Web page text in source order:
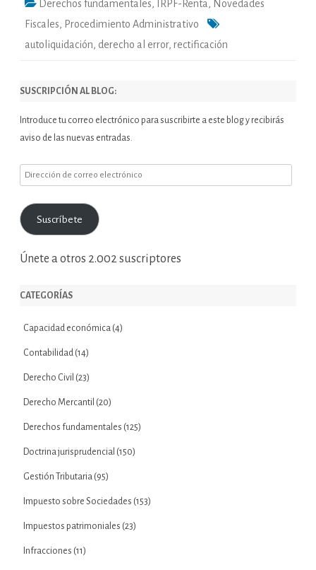
Derechos fundamentales, IRPF-Renta , Novedades
Fiscales, Procedimiento Administrativo
autoliquidación, derecho al error, rectificación
SUSCRIPCIÓN AL BLOG:
Introduce tu correo electrónico para suscribirte a este blog y recibirás
aviso de las nuevas entradas.
Dirección
correo
electrónico
Suscríbete
Únete a otros 2.002 suscriptores
CATEGORÍAS
Capacidad económica (4)
Contabilidad (14)
Derecho Civil (23)
Derecho Mercantil (20)
Derechos fundamentales (125)
Doctrina jurisprudencial (150)
Gestión Tributaria (95)
Impuesto sobre Sociedades (153)
Impuestos patrimoniales (23)
Infracciones (11)